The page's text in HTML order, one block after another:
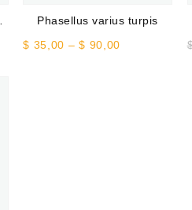
Phasellus varius turpis
$ 35,00 – $ 90,00